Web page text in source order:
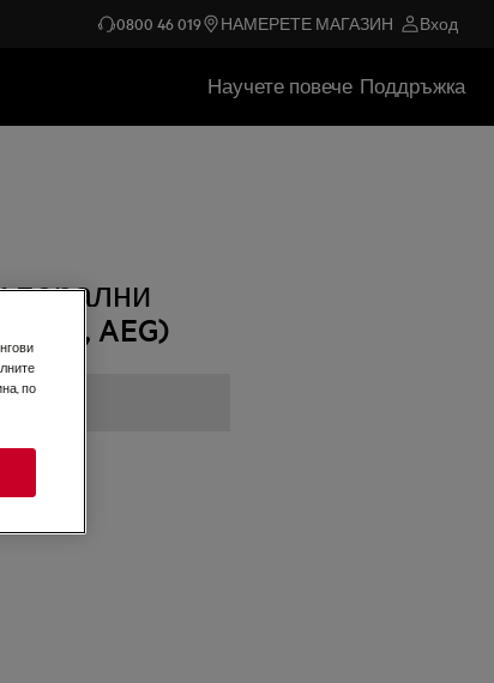
0800 46 019 НАМЕРЕТЕ МАГАЗИН Вход
Научете повече Поддръжка
перални
AEG)
по